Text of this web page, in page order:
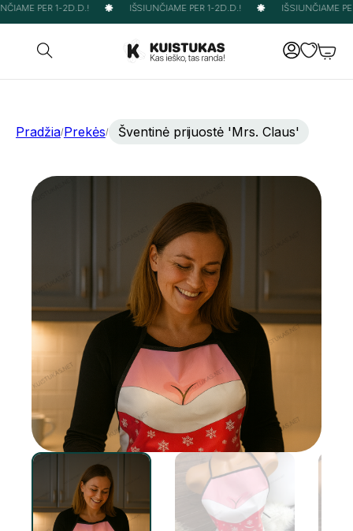
PER 1-2D.D.! IŠSIUNČIAME PER 1-2D.D.! IŠSIUNČIAME
Pradžia/Prekės/ Šventinė prijuostė 'Mrs. Claus'